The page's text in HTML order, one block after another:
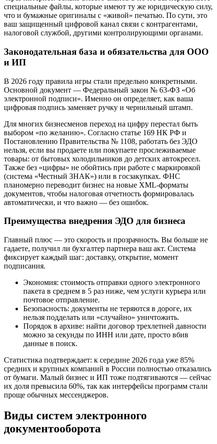
специальные файлы, которые имеют ту же юридическую силу,
что и бумажные оригиналы с «живой» печатью. По сути, это
ваш защищенный цифровой канал связи с контрагентами,
налоговой службой, другими контролирующими органами.
Законодательная база и обязательства для ООО
и ИП
В 2026 году правила игры стали предельно конкретными.
Основной документ — Федеральный закон № 63-ФЗ «Об
электронной подписи». Именно он определяет, как ваша
цифровая подпись заменяет ручку и чернильный штамп.
Для многих бизнесменов переход на цифру перестал быть
выбором «по желанию». Согласно статье 169 НК РФ и
Постановлению Правительства № 1108, работать без ЭДО
нельзя, если вы продаете или покупаете прослеживаемые
товары: от бытовых холодильников до детских автокресел.
Также без «цифры» не обойтись при работе с маркировкой
(система «Честный ЗНАК») или в госзакупках. ФНС
планомерно переводит бизнес на новые XML-форматы
документов, чтобы налоговая отчетность формировалась
автоматически, и что важно — без ошибок.
Преимущества внедрения ЭДО для бизнеса
Главный плюс — это скорость и прозрачность. Вы больше не
гадаете, получил ли бухгалтер партнера ваш акт. Система
фиксирует каждый шаг: доставку, открытие, момент
подписания.
Экономия: стоимость отправки одного электронного
пакета в среднем в 5 раз ниже, чем услуги курьера или
почтовое отправление.
Безопасность: документы не теряются в дороге, их
нельзя подделать или «случайно» уничтожить.
Порядок в архиве: найти договор трехлетней давности
можно за секунды по ИНН или дате, просто вбив
данные в поиск.
Статистика подтверждает: к середине 2026 года уже 85%
средних и крупных компаний в России полностью отказались
от бумаги. Малый бизнес и ИП тоже подтягиваются — сейчас
их доля превысила 60%, так как интерфейсы программ стали
проще обычных мессенджеров.
Виды систем электронного
документооборота